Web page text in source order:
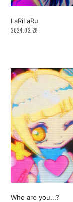
会員登録
LaRiLaRu
2024.02.28
Who are you...?